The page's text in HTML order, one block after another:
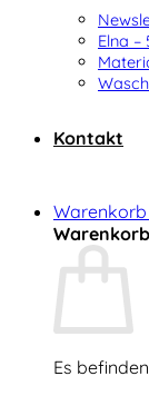
Elna
Kontakt
Warenkorb
Es